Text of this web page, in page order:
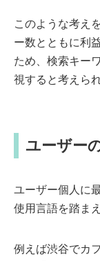
このような考え
ー数とともに利
ため、検索キー
視すると考えら
ユーザー
ユーザー個人に
使用言語を踏ま
例えば渋谷でカ